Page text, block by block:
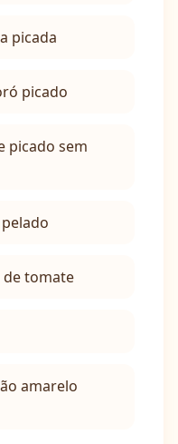
picada
picado
picado sem
de tomate
amarelo